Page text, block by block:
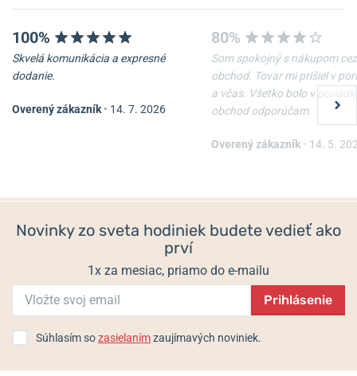
Remienok Hirsch Liberty -
Oceľový ťah Wenger
100%
Skvelá komunikácia a expresné
dodanie.
Overený zákazník • 14. 7. 2026
80%
Som spokojný s nákupom cez
obchod. Tovar mi prišiel v
a včas. Všetko bolo v
obchod odporúčam.
Overený zákazník • 14. 5.
Novinky zo sveta hodiniek budete vedieť ako
prví
1x za mesiac, priamo do e-mailu
Prihlásenie
Súhlasím sozasielanímzaujímavých noviniek.